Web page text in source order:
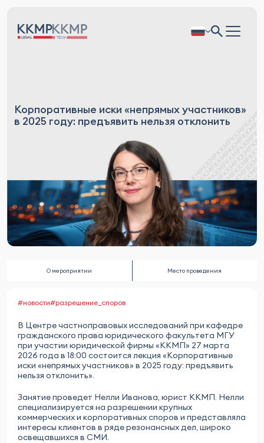
Корпоративные иски «непрямых участников»
в 2025 году: предъявить нельзя отклонить
О мероприятии Место проведения
#новости#разрешение_споров
В Центре частноправовых исследований при кафедре
гражданского права юридического факультета МГУ
при участии юридической фирмы «ККМП» 27 марта
2026 года в 18:00 состоится лекция «Корпоративные
иски «непрямых участников» в 2025 году: предъявить
нельзя отклонить».
Занятие проведет Нелли Иванова, юрист ККМП. Нелли
специализируется на разрешении крупных
коммерческих и корпоративных споров и представляла
интересы клиентов в ряде резонансных дел, широко
освещавшихся в СМИ.